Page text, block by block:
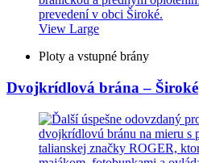
View Large
Ploty a vstupné brány
Dvojkrídlová brána – Široké